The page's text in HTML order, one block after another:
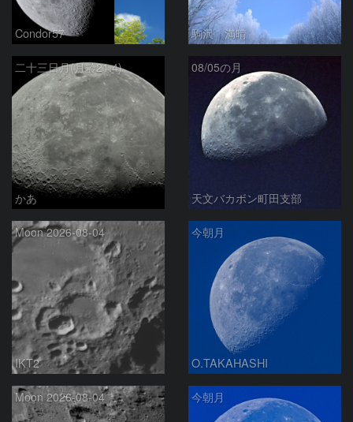
Condor57 駒沢 満晴
二十三日月(月齢21.4)
かあ
08/05の月
天文バカボン町田支部
Moon 2026-08-04
IKT2
今朝月
O.TAKAHASHI
Moon 2026-08-04 今朝月